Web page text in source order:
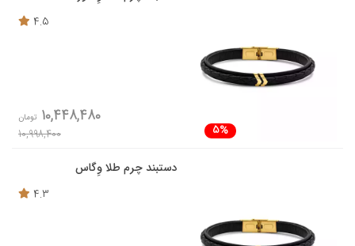
4.5
5%
10,448,480 تومان
10,998,400
دستبند چرم طلا وِگاس
4.3